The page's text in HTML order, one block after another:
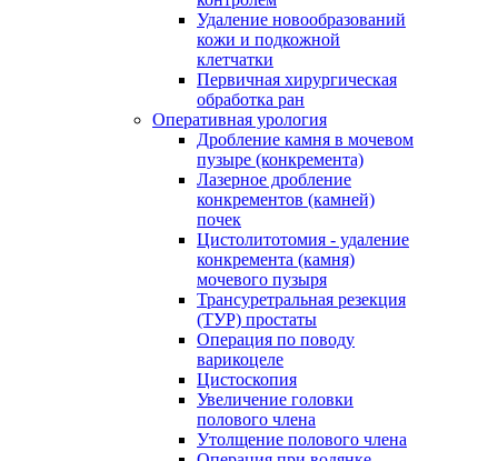
Удаление новообразований
кожи и подкожной
клетчатки
Первичная хирургическая
обработка ран
Оперативная урология
Дробление камня в мочевом
пузыре (конкремента)
Лазерное дробление
конкрементов (камней)
почек
Цистолитотомия - удаление
конкремента (камня)
мочевого пузыря
Трансуретральная резекция
(ТУР) простаты
Операция по поводу
варикоцеле
Цистоскопия
Увеличение головки
полового члена
Утолщение полового члена